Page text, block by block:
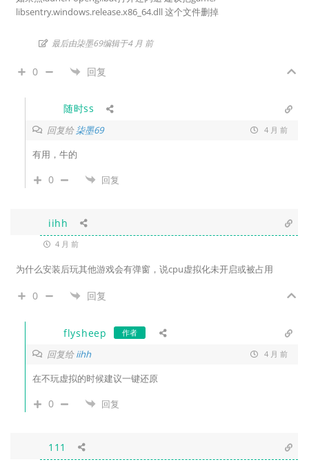
libsentry.windows.release.x86_64.dll 这个文件删掉
最后由柒墨69编辑于4 月 前
0 回复
随时ss
回复给柒墨69 4 月 前
有用，牛的
0 回复
iihh
4 月 前
为什么安装后玩其他游戏会有弹窗，说cpu虚拟化未开启或被占用
0 回复
flysheep 作者
回复给iihh 4 月 前
在不玩虚拟的时候建议一键还原
0 回复
111